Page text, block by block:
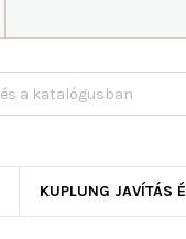
KUPLUNG JAVÍTÁS